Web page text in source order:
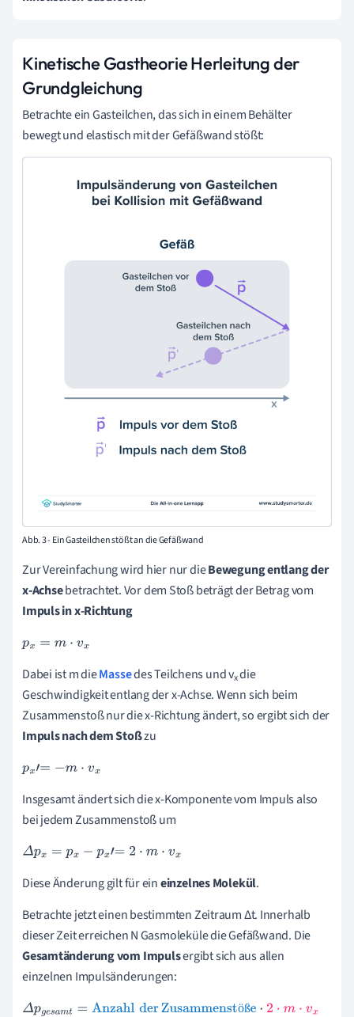
Kinetische Gastheorie Herleitung der
Grundgleichung
Betrachte ein Gasteilchen, das sich in einem Behälter
bewegt und elastisch mit der Gefäßwand stößt:
Abb. 3 - Ein Gasteilchen stößt an die Gefäßwand
Zur Vereinfachung wird hier nur dieBewegung entlang der
x-Achsebetrachtet. Vor dem Stoß beträgt der Betrag vom
Impuls in x-Richtung
px=m vx
Dabei ist m dieMassedes Teilchens und vxdie
Geschwindigkeit entlang der x-Achse. Wenn sich beim
Zusammenstoß nur die x-Richtung ändert, so ergibt sich der
Impuls nach dem Stoßzu
px'=-m·vx
Insgesamt ändert sich die x-Komponente vom Impuls also
bei jedem Zusammenstoß um
Δpx= px- px'=2·m·vx
Diese Änderung gilt für eineinzelnes Molekül.
Betrachte jetzt einen bestimmten Zeitraum Δt. Innerhalb
dieser Zeit erreichen N Gasmoleküle die Gefäßwand. Die
Gesamtänderung vom Impulsergibt sich ausallen
einzelnen Impulsänderungen:
öß
Δpgesamt =AnzahlderZusammenstöße·2·m·vx